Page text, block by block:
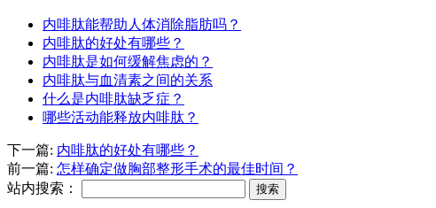
内啡肽能帮助人体消除脂肪吗？
内啡肽的好处有哪些？
内啡肽是如何缓解焦虑的？
内啡肽与血清素之间的关系
什么是内啡肽缺乏症？
哪些活动能释放内啡肽？
下一篇: 内啡肽的好处有哪些？
前一篇: 怎样确定做胸部整形手术的最佳时间？
站内搜索：